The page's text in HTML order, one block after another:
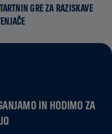
GRE ZA RAZISKAVE
IN HODIMO ZA